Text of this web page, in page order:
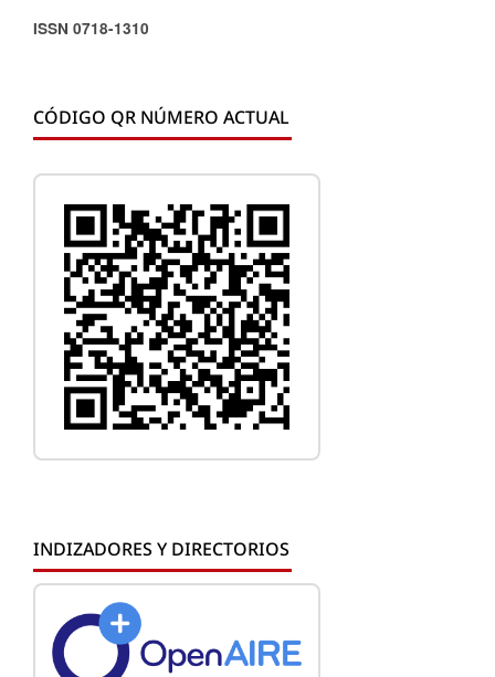
ISSN 0718-1310
CÓDIGO QR NÚMERO ACTUAL
INDIZADORES Y DIRECTORIOS